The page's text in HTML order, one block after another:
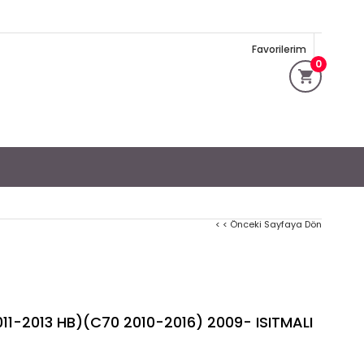
0
Favorilerim
< < Önceki Sayfaya Dön
2013 HB)(C70 2010-2016) 2009- ISITMALI